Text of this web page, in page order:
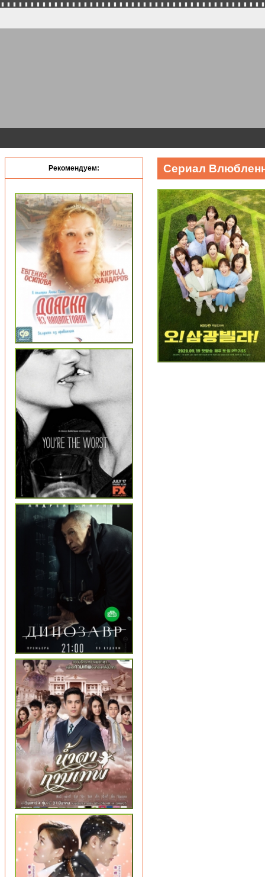
Сериал
Рекомендуем: